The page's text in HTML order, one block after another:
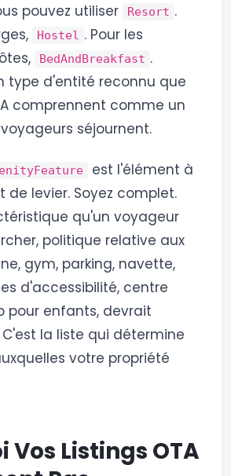
pouvez utiliser
Resort .
Hostel . Pour les
BedAndBreakfast .
type d'entité reconnu que
comprennent comme un
séjournent.
est l'élément à
de levier. Soyez complet.
qu'un voyageur
politique relative aux
gym, parking, navette,
d'accessibilité, centre
pour enfants, devrait
la liste qui détermine
votre propriété
Vos Listings OTA